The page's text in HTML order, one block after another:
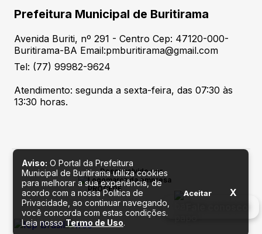
Prefeitura Municipal de Buritirama
Avenida Buriti, nº 291 - Centro Cep: 47120-000-
Buritirama-BA Email:pmburitirama@gmail.com
Tel: (77) 99982-9624
Atendimento: segunda a sexta-feira, das 07:30 às
13:30 horas.
Desenvolvido por
Aviso: O Portal da Prefeitura
Municipal de Buritirama utiliza cookies
para melhorar a sua experiência, de
acordo com a nossa Política de
Privacidade, ao continuar navegando,
você concorda com estas condições.
Leia nossoTermo de Uso.
Aceitar X